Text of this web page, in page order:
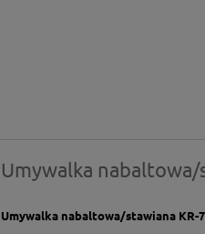
Umywalka nabaltowa/
Umywalka nabaltowa/stawiana